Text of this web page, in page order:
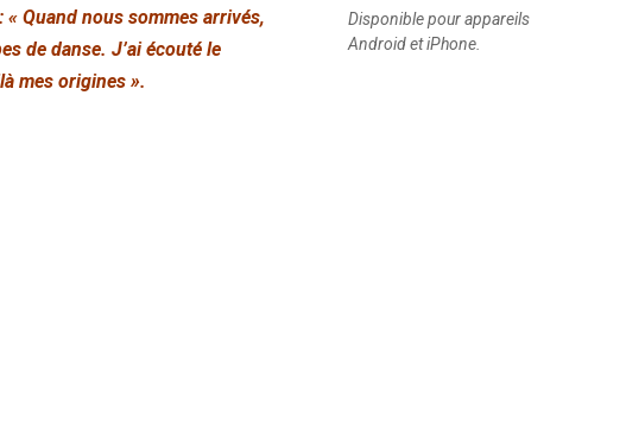
Quand nous sommes arrivés,
de danse. J’ai écouté le
mes origines ».
Disponible pour appareils
Android et iPhone.